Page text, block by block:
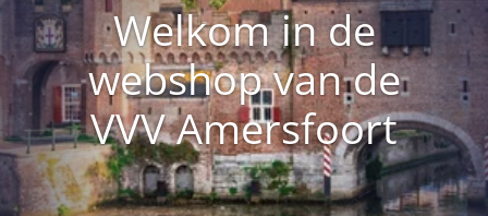
Welkom in de
webshop van de
VVV Amersfoort